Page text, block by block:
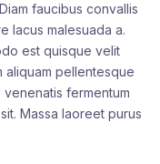
faucibus convallis
lacus malesuada a.
est quisque velit
aliquam pellentesque
fermentum
Massa laoreet purus